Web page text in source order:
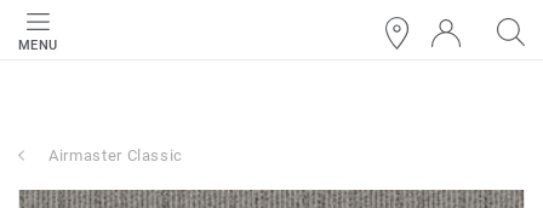
MENU
Airmaster Classic